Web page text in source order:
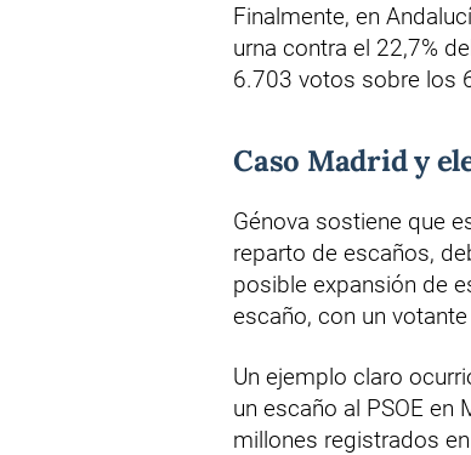
Finalmente, en
urna contra el 22,7%
6.703 votos sobre los
Caso Madrid y
Génova sostiene que
reparto de escaños,
posible expansión de
escaño, con un
Un ejemplo claro
un escaño al PSOE en
millones registrados